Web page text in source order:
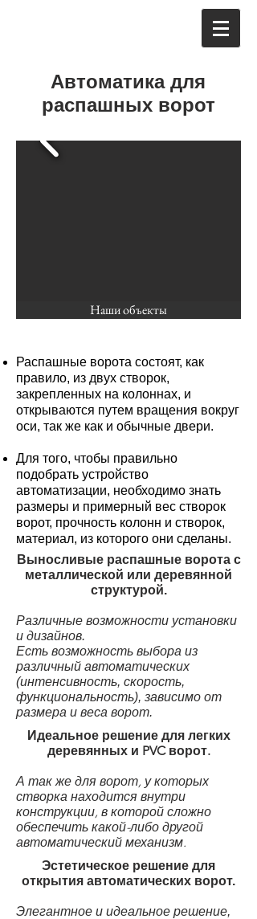
Автоматика для
распашных ворот
Наши объекты
Распашные ворота состоят, как
правило, из двух створок,
закрепленных на колоннах, и
открываются путем вращения вокруг
оси, так же как и обычные двери.
Для того, чтобы правильно
подобрать устройство
автоматизации, необходимо знать
размеры и примерный вес створок
ворот, прочность колонн и створок,
материал, из которого они сделаны.
Выносливые распашные ворота с
металлической или деревянной
структурой.
Различные возможности установки
и дизайнов.
Есть возможность выбора из
различный автоматических
(интенсивность, скорость,
функциональность), зависимо от
размера и веса ворот.
Идеальное решение для легких
деревянных и PVC ворот.
А так же для ворот, у которых
створка находится внутри
конструкции, в которой сложно
обеспечить какой-либо другой
автоматический механизм.
Эстетическое решение для
открытия автоматических ворот.
Элегантное и идеальное решение,